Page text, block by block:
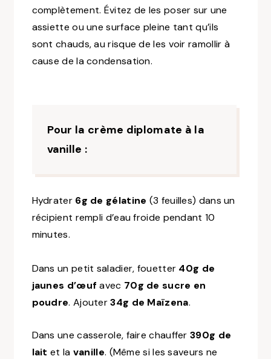
complètement. Évitez de les poser sur une
assiette ou une surface pleine tant qu’ils
sont chauds, au risque de les voir ramollir à
cause de la condensation.
Pour la crème diplomate à la
vanille :
Hydrater 6g de gélatine (3 feuilles) dans un
récipient rempli d’eau froide pendant 10
minutes.
Dans un petit saladier, fouetter 40g de
jaunes d’œufavec 70g de sucre en
poudre. Ajouter34g de Maïzena.
Dans une casserole, faire chauffer 390g de
lait et la vanille. (Même si les saveurs ne